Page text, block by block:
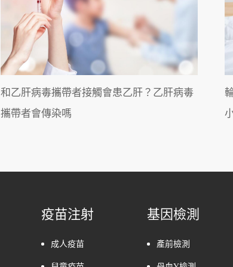
和乙肝病毒攜帶者接觸會患乙肝？乙肝病毒
攜帶者會傳染嗎
疫苗注射
成人疫苗
基因檢測
產前檢測